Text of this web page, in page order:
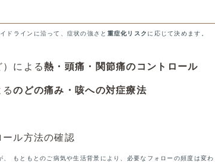
ドラインに沿って、症状の強さと 重症化リスク に応じて決めます。
）による熱・頭痛・関節痛のコントロール
るのどの痛み・咳への対症療法
ル方法の確認
もともとのご病気や生活背景により、必要なフォローの頻度は変